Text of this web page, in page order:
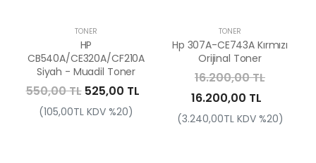
TONER
HP
CB540A/CE320A/CF210A
Siyah - Muadil Toner
550,00 TL 525,00 TL
(105,00TL KDV %20)
TONER
Hp 307A-CE743A Kırmızı
Orijinal Toner
16.200,00 TL
16.200,00 TL
(3.240,00TL KDV %20)